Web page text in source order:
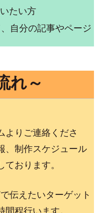
たい方
自分の記事やページ
れ～
りご連絡くださ
、制作スケジュール
おります。
伝えたいターゲット
程行います。